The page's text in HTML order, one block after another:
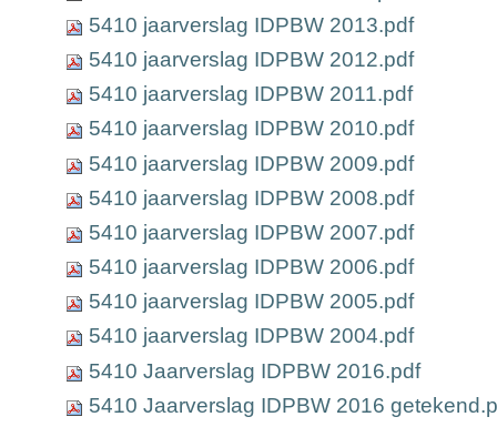
5410 jaarverslag IDPBW 2013.pdf
5410 jaarverslag IDPBW 2012.pdf
5410 jaarverslag IDPBW 2011.pdf
5410 jaarverslag IDPBW 2010.pdf
5410 jaarverslag IDPBW 2009.pdf
5410 jaarverslag IDPBW 2008.pdf
5410 jaarverslag IDPBW 2007.pdf
5410 jaarverslag IDPBW 2006.pdf
5410 jaarverslag IDPBW 2005.pdf
5410 jaarverslag IDPBW 2004.pdf
5410 Jaarverslag IDPBW 2016.pdf
5410 Jaarverslag IDPBW 2016